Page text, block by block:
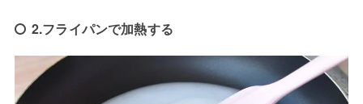
2.フライパンで加熱する